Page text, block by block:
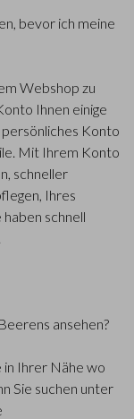
bevor ich meine
Webshop zu
Ihnen einige
Konto
Mit Ihrem Konto
schneller
Ihres
schnell
ansehen?
in Ihrer Nähe wo
Sie suchen unter